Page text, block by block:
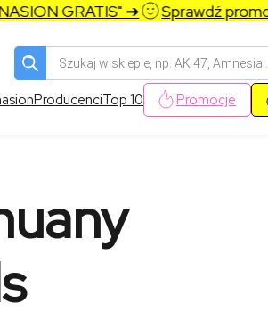
GRATIS" ➔ Sprawdź promo
Wyszukiwarka
produktów
ProducenciTop 10 Promocje